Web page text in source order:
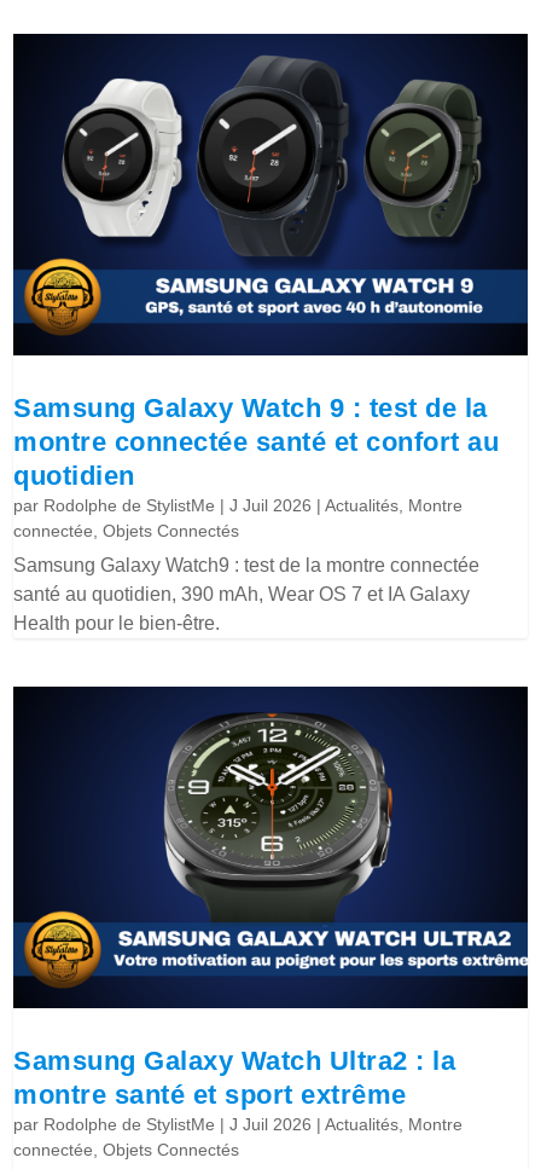
Samsung Galaxy Watch 9 : test de la
montre connectée santé et confort au
quotidien
par Rodolphe de StylistMe |J Juil 2026 |Actualités Montre
connectée ,Objets Connectés
Samsung Galaxy Watch9 : test de la montre connectée
santé au quotidien, 390 mAh, Wear OS 7 et IA Galaxy
Health pour le bien-être.
Samsung Galaxy Watch Ultra2 : la
montre santé et sport extrême
par Rodolphe de StylistMe |J Juil 2026 |Actualités Montre
connectée ,Objets Connectés